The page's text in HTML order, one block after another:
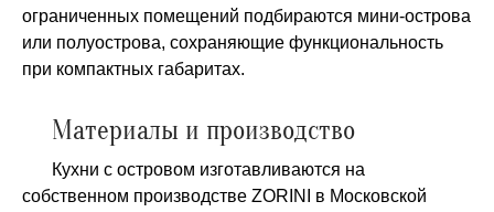
ограниченных помещений подбираются мини-острова
или полуострова, сохраняющие функциональность
при компактных габаритах.
Материалы и производство
Кухни с островом изготавливаются на
собственном производстве ZORINI в Московской